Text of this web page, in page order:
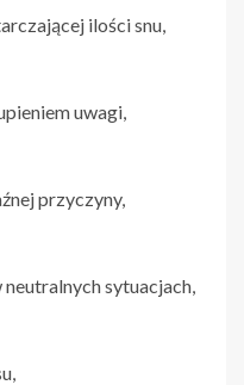
ilości snu,
uwagi,
przyczyny,
sytuacjach,